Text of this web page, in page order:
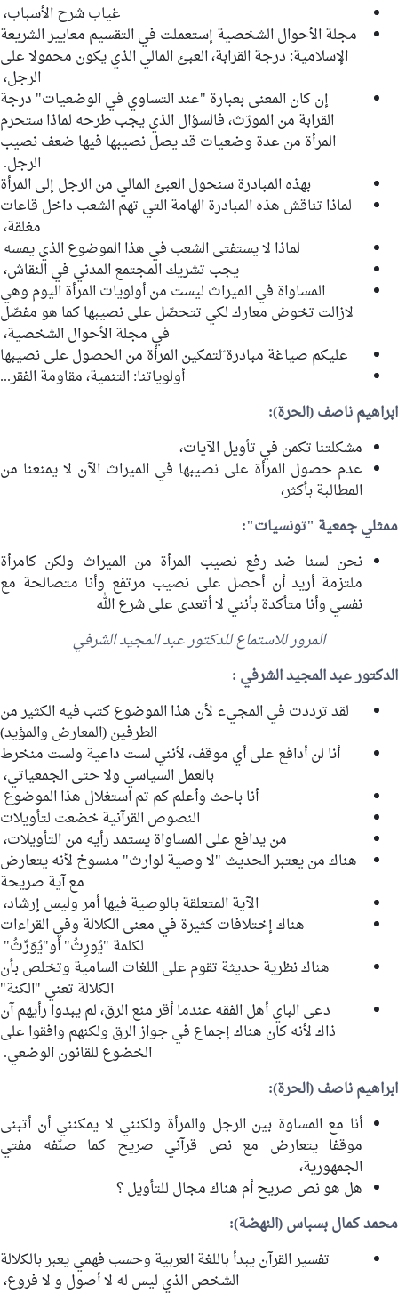
غياب شرح الأسباب،
مجلة الأحوال الشخصية إستعملت في التقسيم معايير الشريعة
الإسلامية: درجة القرابة، العبئ المالي الذي يكون محمولا على
الرجل،
إن كان المعنى بعبارة "عند التساوي في الوضعيات" درجة
القرابة منالمورّث، فالسؤال الذي يجب طرحه لماذا ستحرم
المرأة من عدة وضعيات قد يصل نصيبها فيها ضعف نصيب
الرجل.
بهذه المبادرة سنحول العبئ المالي من الرجل إلى المرأة
لماذا تناقش هذه المبادرة الهامة التي تهم الشعب داخل قاعات
مغلقة،
لماذا لا يستفتى الشعب في هذا الموضوع الذي يمسه
يجب تشريك المجتمع المدني في النقاش،
المساواة في الميراث ليست من أولويات المرأة اليوم وهي
لازالت تخوض معارك لكي تتحصّل على نصيبها كما هو مفصّل
في مجلة الأحوال الشخصية،
عليكم صياغة مبادرة ّلتمكين المرأة من الحصول على نصيبها
أولوياتنا: التنمية، مقاومة الفقر...
ابراهيم ناصف(الحرة):
مشكلتنا تكمن في تأويل الآيات،
عدم حصول المرأة على نصيبها في الميراث الآن لا يمنعنا من
المطالبة بأكثر،
ممثلي جمعية "تونسيات":
نحن لسنا ضد رفع نصيب المرأة من الميراث ولكن كامرأة
ملتزمة أريد أن أحصل على نصيب مرتفع وأنا متصالحة مع
نفسي وأنا متأكدة بأنني لا أتعدى على شرع الله
المرور للاستماع للدكتور عبد المجيد الشرفي
الدكتور عبد المجيد الشرفي :
لقد ترددت في المجيء لأن هذا الموضوع كتب فيه الكثير من
الطرفين (المعارض والمؤيد)
أنا لن أدافع على أي موقف، لأنني لست داعية ولست منخرط
بالعمل السياسي ولا حتى الجمعياتي،
أنا باحث وأعلم كم تم استغلال هذا الموضوع
النصوص القرآنية خضعت لتأويلات
من يدافع على المساواة يستمد رأيه من التأويلات،
هناك من يعتبر الحديث "لا وصية لوارث" منسوخ لأنه يتعارض
مع آية صريحة
الآية المتعلقة بالوصية فيها أمر وليس إرشاد،
هناك إختلافات كثيرة في معنى الكلالة وفي القراءات
لكلمة "يُورِثُ" أو"يُوَرِّثُ"
هناك نظرية حديثة تقوم على اللغات السامية وتخلص بأن
الكلالة تعني "الكنة"
دعى الباي أهل الفقه عندما أقر منع الرق، لم يبدوا رأيهم آن
ذاك لأنه كان هناك إجماع في جواز الرق ولكنهم وافقوا على
الخضوع للقانون الوضعي.
ابراهيم ناصف(الحرة):
أنا مع المساوة بين الرجل والمرأة ولكنني لا يمكنني أن أتبنى
موقفا يتعارض مع نص قرآني صريح كما صنّفه مفتي
الجمهورية،
هل هو نص صريح أم هناك مجال للتأويل ؟
محمد كمال بسباس(النهضة):
تفسير القرآن يبدأ باللغة العربية وحسب فهمي يعبر بالكلالة
الشخص الذي ليس له لا أصول و لا فروع،